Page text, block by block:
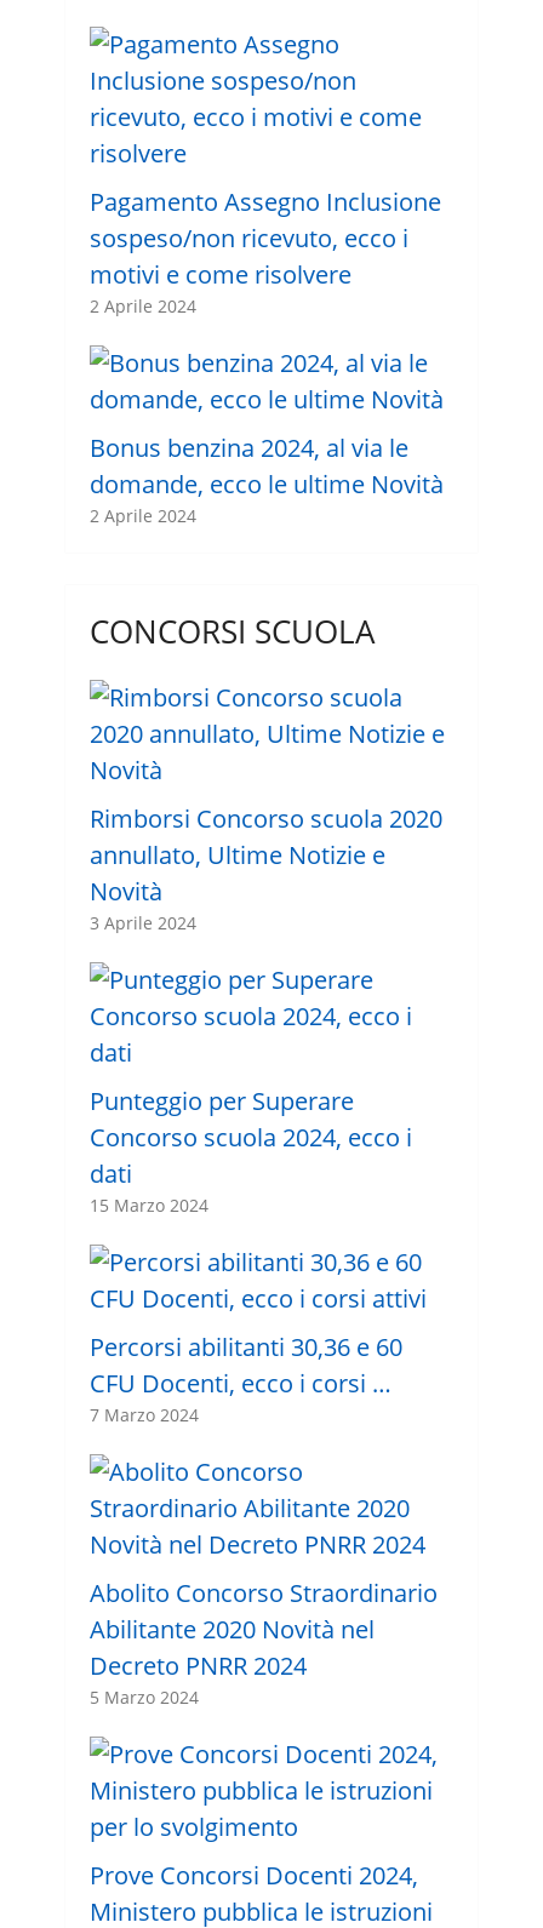
Pagamento Assegno Inclusione
sospeso/non ricevuto, ecco i
motivi e come risolvere
2 Aprile 2024
Bonus benzina 2024, al via le
domande, ecco le ultime Novità
2 Aprile 2024
CONCORSI SCUOLA
Rimborsi Concorso scuola 2020
annullato, Ultime Notizie e
Novità
3 Aprile 2024
Punteggio per Superare
Concorso scuola 2024, ecco i
dati
15 Marzo 2024
Percorsi abilitanti 30,36 e 60
CFU Docenti, ecco i corsi …
7 Marzo 2024
Abolito Concorso Straordinario
Abilitante 2020 Novità nel
Decreto PNRR 2024
5 Marzo 2024
Prove Concorsi Docenti 2024,
Ministero pubblica le istruzioni